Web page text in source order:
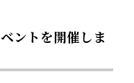
ントを開催しま